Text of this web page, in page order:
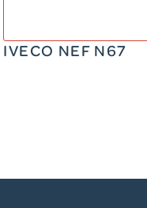
IVECO NEF N67